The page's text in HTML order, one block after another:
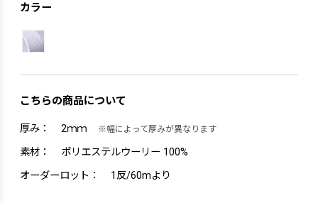
カラー
こちらの商品について
厚み： 2ｍｍ ※幅によって厚みが異なります
素材：
ポリエステルウーリー 100%
オーダーロット：
1反/60mより